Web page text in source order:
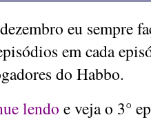
eu sempre
em cada
do Habbo.
lendo e veja o 3°